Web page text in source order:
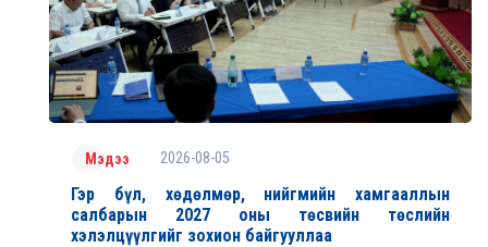
Мэдээ 2026-08-05
Гэр бүл, хөдөлмөр, нийгмийн хамгааллын
салбарын 2027 оны төсвийн төслийн
хэлэлцүүлгийг зохион байгууллаа